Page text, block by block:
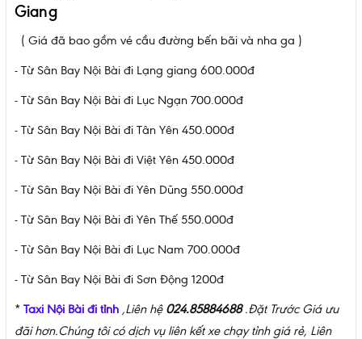
Giang
( Giá đã bao gồm vé cầu đường bến bãi và nha ga )
- Từ Sân Bay Nội Bài đi Lạng giang 600.000đ
- Từ Sân Bay Nội Bài đi Lục Ngạn 700.000đ
- Từ Sân Bay Nội Bài đi Tân Yên 450.000đ
- Từ Sân Bay Nội Bài đi Việt Yên 450.000đ
- Từ Sân Bay Nội Bài đi Yên Dũng 550.000đ
- Từ Sân Bay Nội Bài đi Yên Thế 550.000đ
- Từ Sân Bay Nội Bài đi Lục Nam 700.000đ
- Từ Sân Bay Nội Bài đi Sơn Động 1200đ
* Taxi Nội Bài đi tỉnh ,Liên hệ 024.85884688.Đặt Trước Giá ưu
đãi hơn.Chúng tôi có dịch vụ liên kết xe chạy tỉnh giá rẻ, Liên